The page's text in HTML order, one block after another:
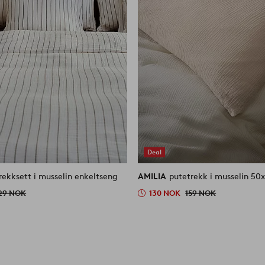
i musselin enkeltseng
NOK
Deal
AMILIA putetrekk i musselin
130 NOK 159 NOK